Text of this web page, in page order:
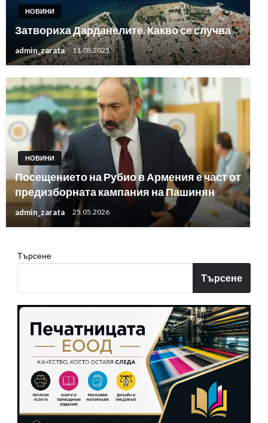
НОВИНИ
Затвориха Дарданелите. Какво се случва
admin_zarata 11.08.2025
НОВИНИ
Посещението на Рубио в Армения е част от
предизборната кампания на Пашинян
admin_zarata 25.05.2026
Търсене
Търсене